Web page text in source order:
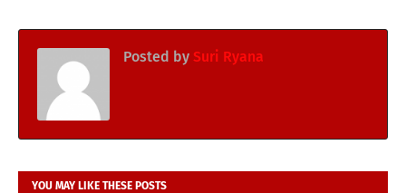
Posted by Suri Ryana
YOU MAY LIKE THESE POSTS